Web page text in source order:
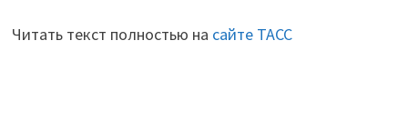
Читать текст полностью на сайте ТАСС